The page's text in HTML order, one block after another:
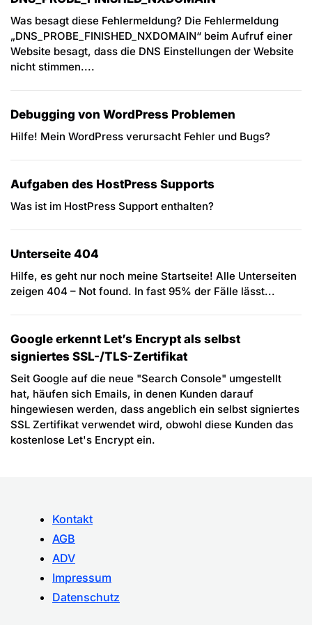
Was besagt diese Fehlermeldung? Die Fehlermeldung
„DNS_PROBE_FINISHED_NXDOMAIN“ beim Aufruf einer
Website besagt, dass die DNS Einstellungen der Website
nicht stimmen....
Debugging von WordPress Problemen
Hilfe! Mein WordPress verursacht Fehler und Bugs?
Aufgaben des HostPress Supports
Was ist im HostPress Support enthalten?
Unterseite 404
Hilfe, es geht nur noch meine Startseite! Alle Unterseiten
zeigen 404 – Not found. In fast 95% der Fälle lässt...
Google erkennt Let’s Encrypt als selbst
signiertes SSL-/TLS-Zertifikat
Seit Google auf die neue "Search Console" umgestellt
hat, häufen sich Emails, in denen Kunden darauf
hingewiesen werden, dass angeblich ein selbst signiertes
SSL Zertifikat verwendet wird, obwohl diese Kunden das
kostenlose Let's Encrypt ein.
Kontakt
AGB
ADV
Impressum
Datenschutz